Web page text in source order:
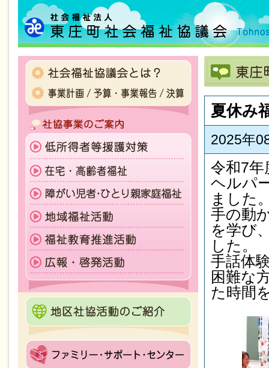
夏休み
2025年
令和7年
ヘルパ
ました
手の動
を学び
した。
手話体
困難な
た時間